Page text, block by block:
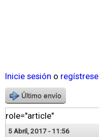
Inicie sesión o regístrese
Último envío
role="article"
5 Abril, 2017 - 11:56